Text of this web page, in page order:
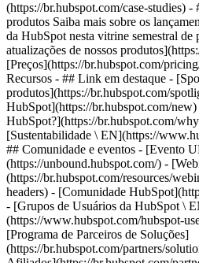
(https://br.hubspot.com/case-studies)
produtos Saiba mais sobre os
da HubSpot nesta vitrine semestral de
atualizações de nossos
[Preços](https://br.hubspot.com/
Recursos - ## Link em destaque -
produtos](https://br.hubspot.com/
HubSpot](https://br.hubspot.com/
HubSpot?](https://br.hubspot.com/
[Sustentabilidade \ EN](https://
## Comunidade e eventos - [Evento
(https://unbound.hubspot.com/) -
(https://br.hubspot.com/resources/
headers) - [Comunidade
- [Grupos de Usuários da HubSpot \
(https://www.hubspot.com/hubspot-
[Programa de Parceiros de Soluções]
(https://br.hubspot.com/partners/